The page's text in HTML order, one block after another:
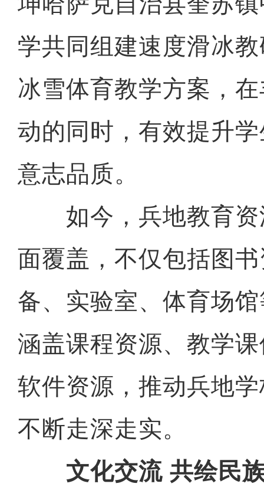
学共同组建速度滑冰
冰雪体育教学方案，
动的同时，有效提升
意志品质。
如今，兵地教育资
面覆盖，不仅包括图
备、实验室、体育场
涵盖课程资源、教学
软件资源，推动兵地
不断走深走实。
文化交流 共绘民族